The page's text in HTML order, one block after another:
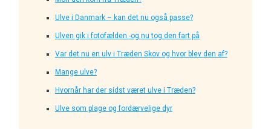
Ulve i Danmark – kan det nu også passe?
Ulven gik i fotofælden -og nu tog den fart på
Var det nu en ulv i Træden Skov og hvor blev den af?
Mange ulve?
Hvornår har der sidst været ulve i Træden?
Ulve som plage og fordærvelige dyr